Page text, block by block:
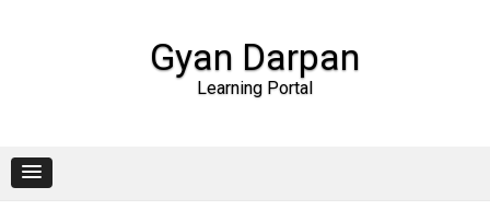
Gyan Darpan
Learning Portal